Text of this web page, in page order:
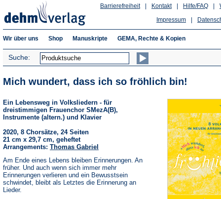
Hilfe/FAQ
Kontakt
Barrierefreiheit
Impressum
Wir über uns Shop Manuskripte GEMA, Rechte & Kopien
Suche:
Mich wundert, dass ich so fröhlich bin!
Ein Lebensweg in Volksliedern - für
dreistimmigen Frauenchor SMezA(B),
Instrumente (altern.) und Klavier
2020, 8 Chorsätze, 24 Seiten
21 cm x 29,7 cm, geheftet
Arrangements: Thomas Gabriel
Am Ende eines Lebens bleiben Erinnerungen. An
früher. Und auch wenn sich immer mehr
Erinnerungen verlieren und ein Bewusstsein
schwindet, bleibt als Letztes die Erinnerung an
Lieder.